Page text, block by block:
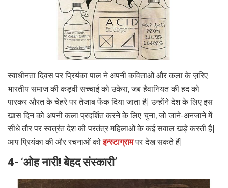
स्वाधीनता दिवस पर प्रियंका पाल ने अपनी कविताओं और कला के ज़रिए
भारतीय समाज की कड़वी सच्चाई को उकेरा, जब हैवानियत की हद को
पारकर औरत के चेहरे पर तेजाब फेंक दिया जाता है| उन्होंने देश के लिए इस
खास दिन को अपनी कला प्रदर्शित करने के लिए चुना, जो जाने-अनजाने में
सीधे तौर पर स्वत्रंत देश की परतंत्र महिलाओं के कई सवाल खड़े करती है|
आप प्रियंका की और रचनाओं कोइन्स्टाग्रामपर देख सकते हैं|
4- ‘ओह नारी! बेहद संस्कारी’